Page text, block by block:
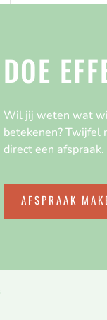
DOE
Wil jij weten wat
betekenen? Twijfel
direct een afspraak.
AFSPRAAK